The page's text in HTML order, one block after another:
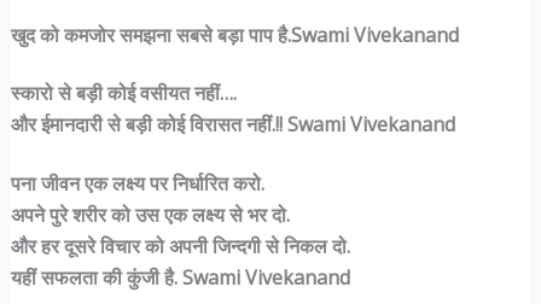
खुद को कमजोर समझना सबसे बड़ा पाप है.Swami Vivekanand
स्कारो से बड़ी कोई वसीयत नहीं….
और ईमानदारी से बड़ी कोई विरासत नहीं.!! Swami Vivekanand
पना जीवन एक लक्ष्य पर निर्धारित करो.
अपने पुरे शरीर को उस एक लक्ष्य से भर दो.
और हर दूसरे विचार को अपनी जिन्दगी से निकल दो.
यहीं सफलता की कुंजी है. Swami Vivekanand